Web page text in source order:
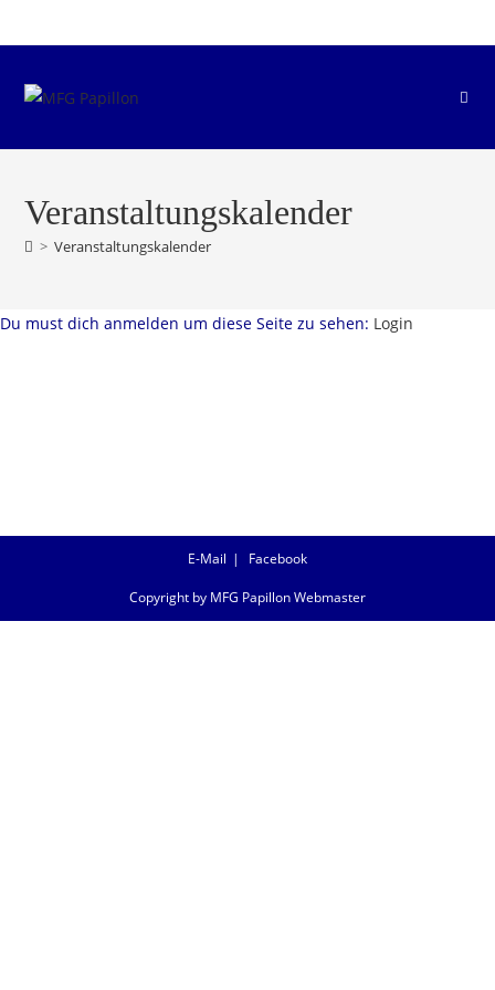
Inhalt
Veranstaltungskalender
> Veranstaltungskalender
Du must dich anmelden um diese Seite zu sehen: Login
E-Mail Facebook
Copyright by MFG Papillon Webmaster